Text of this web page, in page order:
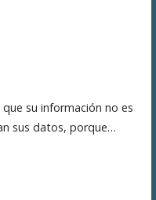
su información no es
sus datos, porque…